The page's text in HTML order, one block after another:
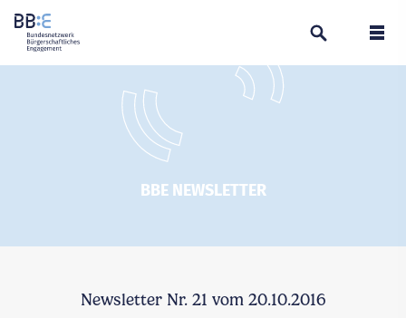
Suchen
BBE NEWSLETTER
Newsletter Nr. 21 vom 20.10.2016